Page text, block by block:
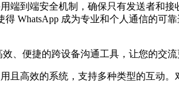
端到端安全机制，确保只有发送者和
WhatsApp 成为专业和个人通信的可
、便捷的跨设备沟通工具，让您的交流
且高效的系统，支持多种类型的互动